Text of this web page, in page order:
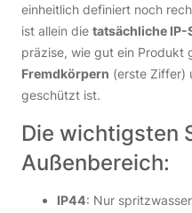
einheitlich definiert noch
ist allein die tatsächliche IP-
präzise, wie gut ein Produkt
Fremdkörpern (erste Ziffer)
geschützt ist.
Die wichtigsten
Außenbereich:
IP44: Nur